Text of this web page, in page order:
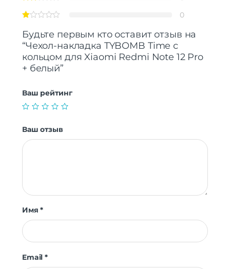
0
Будьте первым кто оставит отзыв на
“Чехол-накладка TYBOMB Time с
кольцом для Xiaomi Redmi Note 12 Pro
+ белый”
Ваш рейтинг
Ваш отзыв
Имя*
Email*